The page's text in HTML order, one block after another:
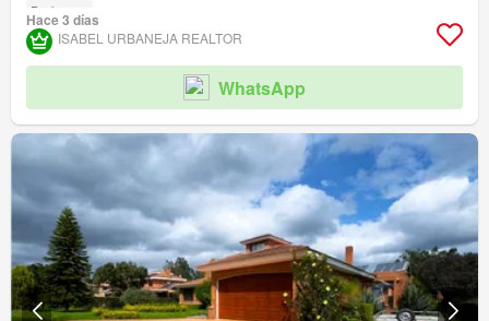
Barbecue
Hace 3 días
ISABEL URBANEJA REALTOR
WhatsApp